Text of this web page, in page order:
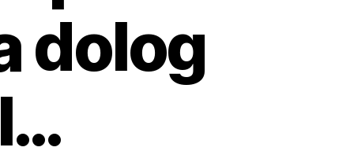
dolog